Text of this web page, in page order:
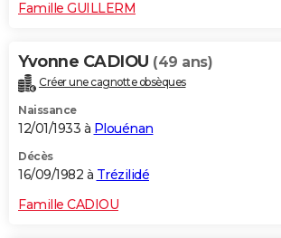
Famille GUILLERM
Yvonne CADIOU (49 ans)
Créer une cagnotte obsèques
Naissance
12/01/1933 à Plouénan
Décès
16/09/1982 à Trézilidé
Famille CADIOU